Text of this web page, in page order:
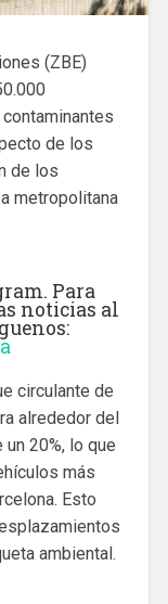
(ZBE)
de los
de los
metropolitana
Para
noticias al
circulante de
alrededor del
20%, lo que
más
Esto
ambiental.